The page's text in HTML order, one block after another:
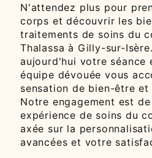
N'attendez plus pour
corps et découvrir les
traitements de soins du
Thalassa à Gilly-sur-
aujourd'hui votre séance
équipe dévouée vous
sensation de bien-être
Notre engagement est
expérience de soins du
axée sur la
avancées et votre